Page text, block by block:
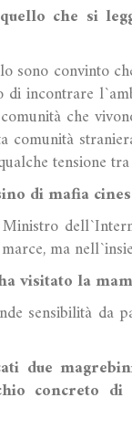
che si
sono convinto
incontrare
che
comunità
tensione
di mafia
Ministro
ma
visitato la
sensibilità da
due
concreto